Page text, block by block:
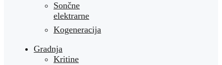
Sončne
elektrarne
Kogeneracija
Gradnja
Kritine